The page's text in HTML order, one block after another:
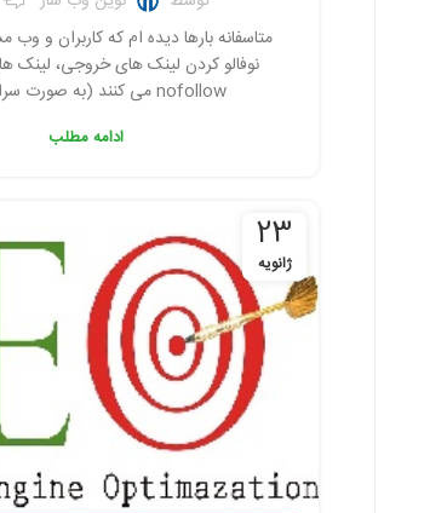
متاسفانه بارها دیده ام که کاربران و وب
نوفالو کردن لینک های خروجی، لینک
nofollow می کنند (به صورت سراسری ...
ادامه مطلب
23
ژانویه